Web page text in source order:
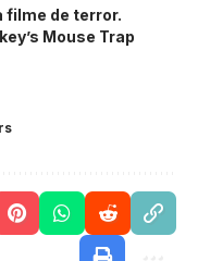
filme de terror.
Mouse Trap